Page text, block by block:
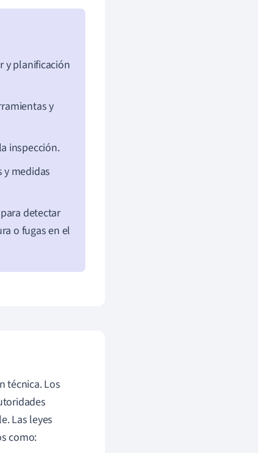
y planificación
y
inspección.
y medidas
detectar
o fugas en el
técnica. Los
Las leyes
como: